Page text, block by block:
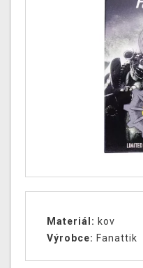
Materiál: kov
Výrobce: Fanattik